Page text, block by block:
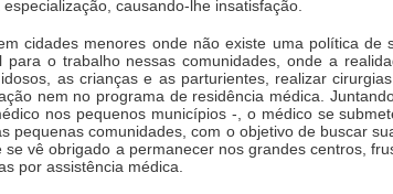
causando-lhe insatisfação.
cidades menores onde não existe uma política de
o trabalho nessas comunidades, onde a
as crianças e as parturientes, realizar
nem no programa de residência médica.
nos pequenos municípios -, o médico se
pequenas comunidades, com o objetivo de buscar
vê obrigado a permanecer nos grandes centros,
por assistência médica.